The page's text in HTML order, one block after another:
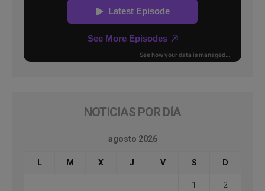
NOTICIAS POR DÍA
agosto 2026
L M X J V S D
1 2